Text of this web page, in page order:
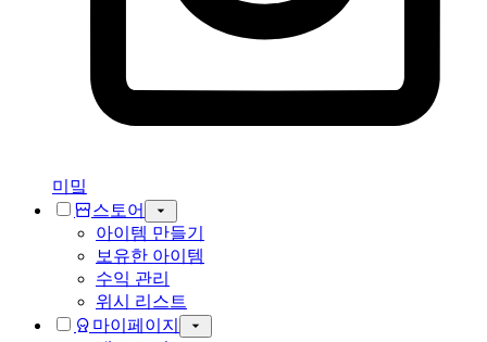
미밐
스토어
아이템 만들기
보유한 아이템
수익 관리
위시 리스트
마이페이지